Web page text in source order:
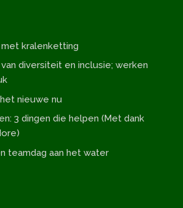
kralenketting
diversiteit en inclusie; werken
nieuwe nu
3 dingen die helpen (Met dank
teamdag aan het water